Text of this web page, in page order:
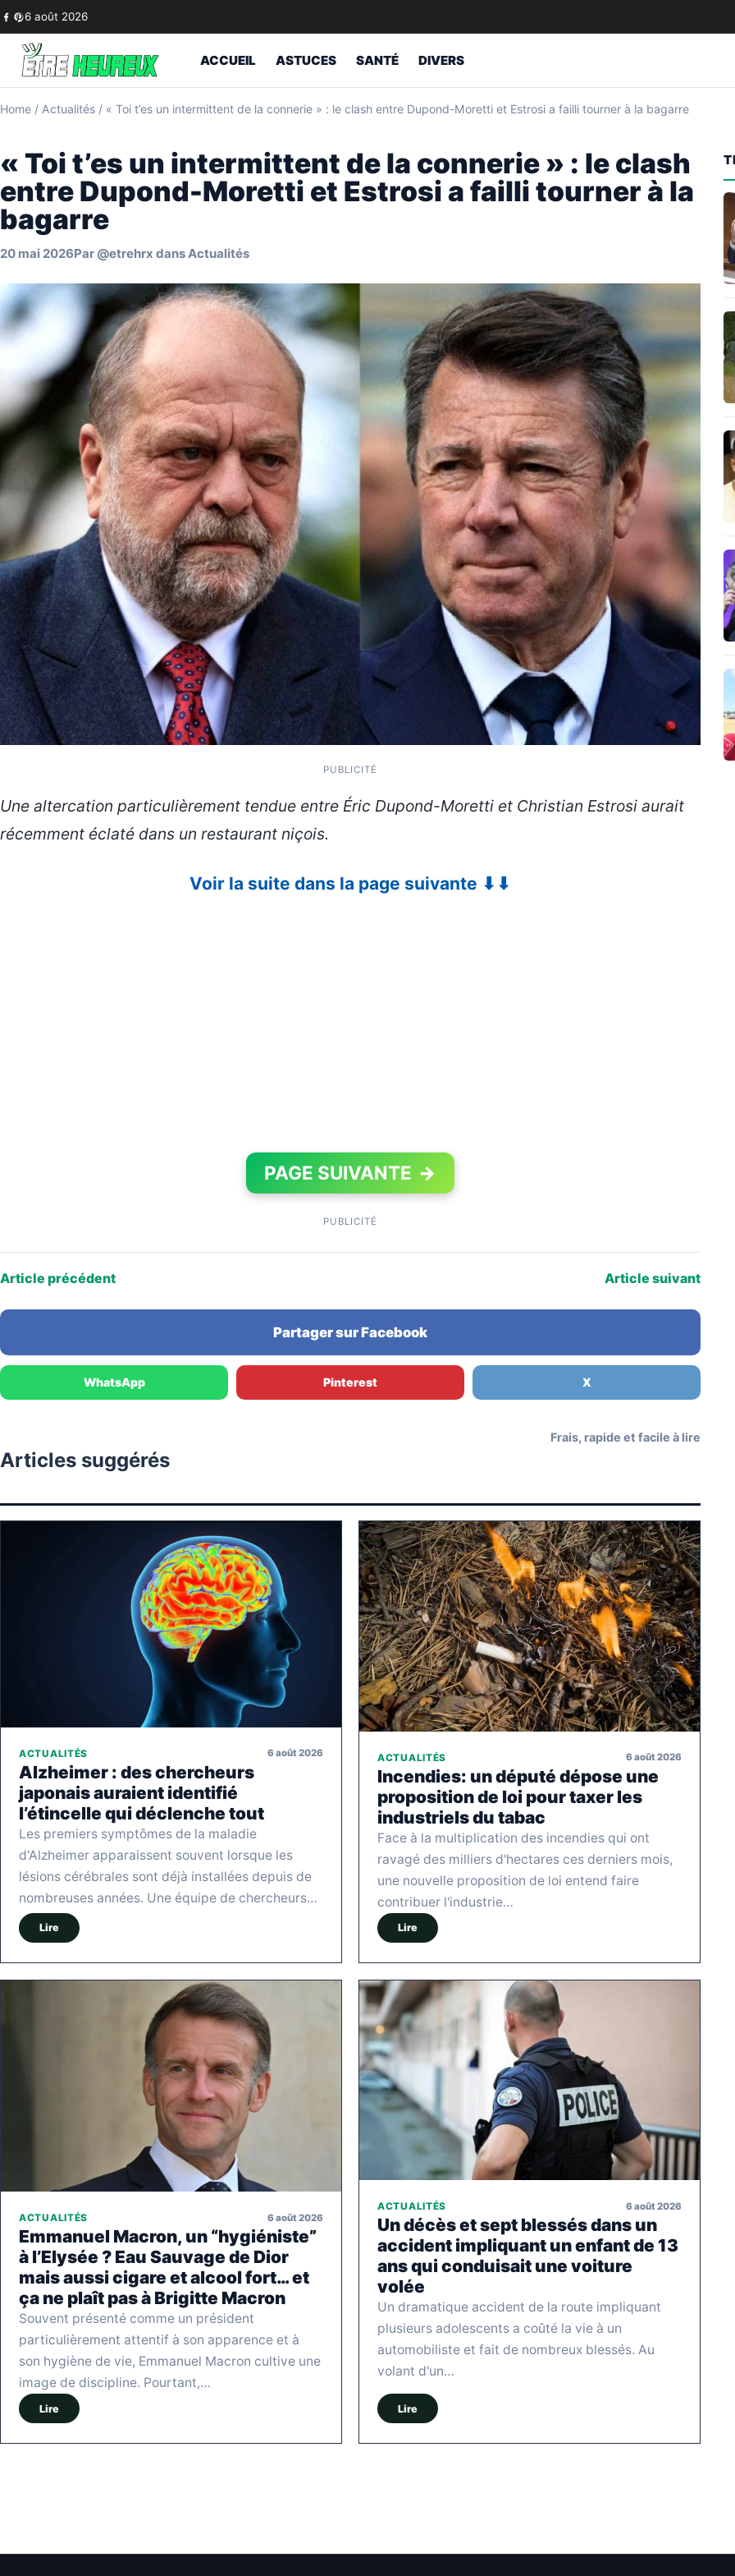
Skip to content
6 août 2026
ACCUEIL ASTUCES SANTÉ DIVERS
Home / Actualités / « Toi t’es un intermittent de la connerie » : le clash entre Dupond-Moretti et Estrosi a failli tourner à la bagarre
« Toi t’es un intermittent de la connerie » : le clash
entre Dupond-Moretti et Estrosi a failli tourner à la
bagarre
20 mai 2026Par @etrehrx dansActualités
PUBLICITÉ
Une altercation particulièrement tendue entre Éric Dupond-Moretti et Christian Estrosi aurait
récemment éclaté dans un restaurant niçois.
Voir la suite dans la page suivante ⬇⬇
PAGE SUIVANTE →
PUBLICITÉ
Article précédent Article suivant
Partager sur Facebook
WhatsApp Pinterest X
Articles suggérés
Frais, rapide et facile à lire
ACTUALITÉS 6 août 2026
Alzheimer : des chercheurs
japonais auraient identifié
l’étincelle qui déclenche tout
Les premiers symptômes de la maladie
d'Alzheimer apparaissent souvent lorsque les
lésions cérébrales sont déjà installées depuis de
nombreuses années. Une équipe de chercheurs…
Lire
ACTUALITÉS 6 août 2026
Incendies: un député dépose une
proposition de loi pour taxer les
industriels du tabac
Face à la multiplication des incendies qui ont
ravagé des milliers d'hectares ces derniers mois,
une nouvelle proposition de loi entend faire
contribuer l'industrie…
Lire
ACTUALITÉS 6 août 2026
Emmanuel Macron, un “hygiéniste”
à l’Elysée ? Eau Sauvage de Dior
mais aussi cigare et alcool fort… et
ça ne plaît pas à Brigitte Macron
Souvent présenté comme un président
particulièrement attentif à son apparence et à
son hygiène de vie, Emmanuel Macron cultive une
image de discipline. Pourtant,…
Lire
ACTUALITÉS 6 août 2026
Un décès et sept blessés dans un
accident impliquant un enfant de 13
ans qui conduisait une voiture
volée
Un dramatique accident de la route impliquant
plusieurs adolescents a coûté la vie à un
automobiliste et fait de nombreux blessés. Au
volant d'un…
Lire